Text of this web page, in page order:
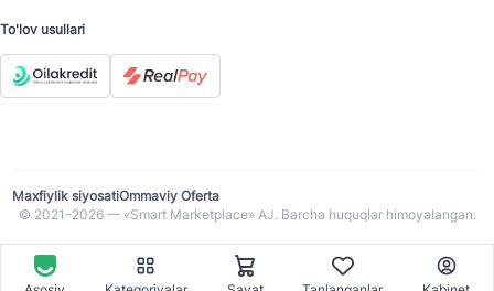
To'lov usullari
Maxfiylik siyosatiOmmaviy Oferta
© 2021-2026 — «Smart Marketplace» AJ. Barcha huquqlar himoyalangan.